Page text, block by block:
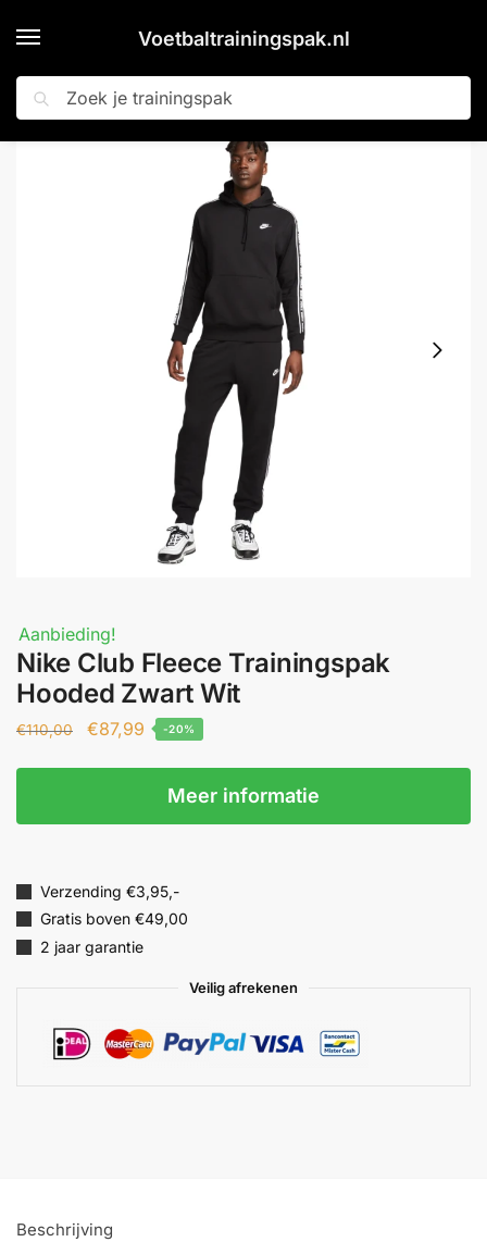
Voetbaltrainingspak.nl
Zoeken
Home » Shop » Nike Club Fleece Trainingspak Hooded Zwart Wit
Aanbieding!
Nike Club Fleece Trainingspak
Hooded Zwart Wit
€110,00 €87,99 -20%
Meer informatie
Verzending €3,95,-
Gratis boven €49,00
2 jaar garantie
Veilig afrekenen
Beschrijving